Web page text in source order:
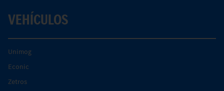
VEHÍCULOS
Unimog
Econic
Zetros